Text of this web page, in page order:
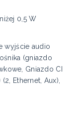
0,5 W
wyjście audio
(gniazdo
Gniazdo CI
Ethernet, Aux),